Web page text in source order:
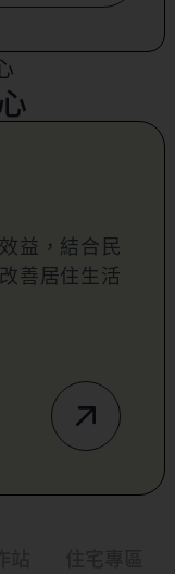
益，結合民
善居住生活